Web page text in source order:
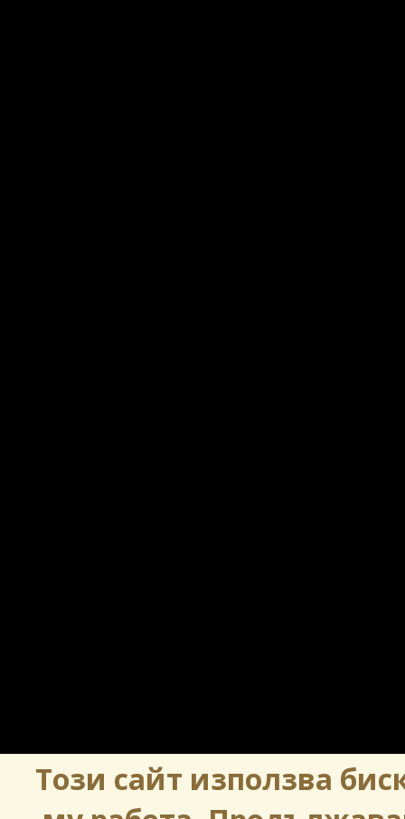
Този сайт използва